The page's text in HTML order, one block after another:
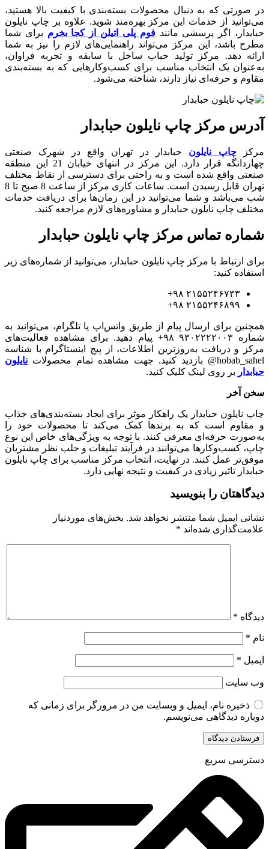
در صورتی که به دنبال محصولات بسته‌بندی با کیفیت بالا هستید،
می‌توانید از خدمات این مرکز بهره‌مند شوید. علاوه بر چاپ نایلون
حبابدار، اگر پرسشی مانندفوم پلی اتیلن از کجا بخرم برای شما
مطرح باشد، این مرکز می‌تواند راهنمایی‌های لازم را نیز به شما
ارائه دهد. مرکز تولید حباب ساحل با سابقه و تجربه فراوان،
به‌عنوان یک انتخاب مناسب برای کسب‌وکارهایی که به بسته‌بندی
مقاوم و حرفه‌ای نیاز دارند، شناخته می‌شود.
آدرس مرکز چاپ نایلون حبابدار
مرکزچاپ نایلون حبابدار در تهران واقع در شهرک صنعتی
چهاردانگه قرار دارد. این مرکز در انتهای خیابان 21 این منطقه
صنعتی واقع شده است و به راحتی برای دسترسی از نقاط مختلف
تهران قابل رسیدن است. ساعات کاری مرکز از ساعت 8 صبح تا 8
شب می‌باشد و شما می‌توانید در این زمان‌ها برای دریافت خدمات
مختلف چاپ نایلون حبابدار و مشاوره‌های لازم مراجعه کنید.
شماره تماس مرکز چاپ نایلون حبابدار
برای ارتباط با مرکز چاپ نایلون حبابدار، می‌توانید از شماره‌های زیر
استفاده کنید:
۲۱۵۵۲۴۶۷۳۳ ۹۸+
۲۱۵۵۲۴۶۸۹۹ ۹۸+
همچنین برای ارسال پیام از طریق واتس‌اپ یا تلگرام، می‌توانید به
شماره ۹۳۰۲۲۲۲۰۰۳ ۹۸+ پیام دهید. برای مشاهده فعالیت‌های
مرکز و دریافت به‌روزترین اطلاعات، از پیج اینستاگرام با شناسه
hobab_sahel@ بازدید کنید. جهت مشاهده تمام محصولات
نایلون
حبابدار بر روی لینک کلیک کنید.
سخن آخر
چاپ نایلون حبابدار یک راهکار موثر برای ایجاد بسته‌بندی‌های جذاب
و مقاوم است که به برندها کمک می‌کند تا محصولات خود را
به‌صورت حرفه‌ای معرفی کنند. با توجه به ویژگی‌های خاص این نوع
چاپ، کسب‌وکارها می‌توانند در فرآیند تبلیغات و جلب نظر مشتریان
موفق‌تر عمل کنند. در نهایت، انتخاب مرکز مناسب برای چاپ نایلون
حبابدار تاثیر زیادی در کیفیت و نتیجه نهایی دارد.
دیدگاهتان را بنویسید
نشانی ایمیل شما منتشر نخواهد شد. بخش‌های موردنیاز
علامت‌گذاری شده‌اند *
دیدگاه *
نام *
ایمیل *
وب‌ سایت
ذخیره نام، ایمیل و وبسایت من در مرورگر برای زمانی که
دوباره دیدگاهی می‌نویسم.
دسترسی سریع